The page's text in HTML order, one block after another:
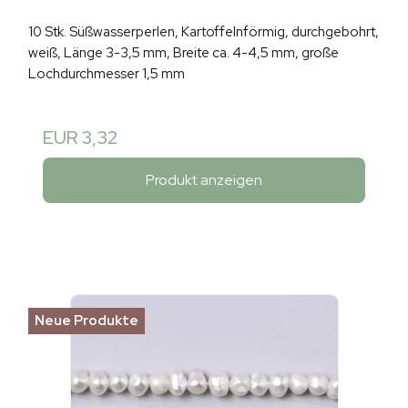
10 Stk. Süßwasserperlen, Kartoffelnförmig, durchgebohrt,
weiß, Länge 3-3,5 mm, Breite ca. 4-4,5 mm, große
Lochdurchmesser 1,5 mm
EUR 3,32
Produkt anzeigen
Neue Produkte